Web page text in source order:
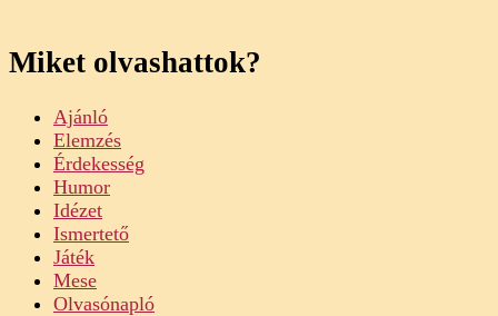
Miket olvashattok?
Ajánló
Elemzés
Érdekesség
Humor
Idézet
Ismertető
Játék
Mese
Olvasónapló